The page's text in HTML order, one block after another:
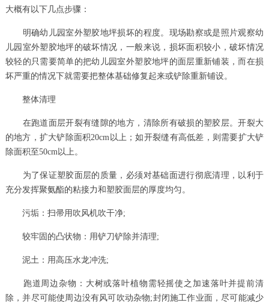
大概有以下几点步骤：
明确幼儿园室外塑胶地坪损坏的程度。现场勘察或是照片观察幼
儿园室外塑胶地坪的破坏情况，一般来说，损坏面积较小，破坏情况
较轻的只需要简单的把幼儿园室外塑胶地坪的面层重新铺装，而在损
坏严重的情况下就需要把整体基础修复起来或铲除重新铺设。
整体清理
在跑道面层开裂有缝隙的地方，清除所有破损的塑胶层。开裂大
的地方，扩大铲除面积20cm以上；如开裂缝有高低差，则需要扩大铲
除面积至50cm以上。
为了保证塑胶面层的质量，必须对基础面进行彻底清理，以利于
充分发挥聚氨酯的粘接力和塑胶面层的厚度均匀。
污垢：扫帚用吹风机吹干净;
较牢固的凸状物：用铲刀铲除并清理;
泥土：用高压水龙冲洗;
跑道周边杂物：大树或落叶植物需轻摇使之加速落叶并提前清
除，并尽可能使周边没有风可吹动杂物;封闭施工作业面，尽可能减少